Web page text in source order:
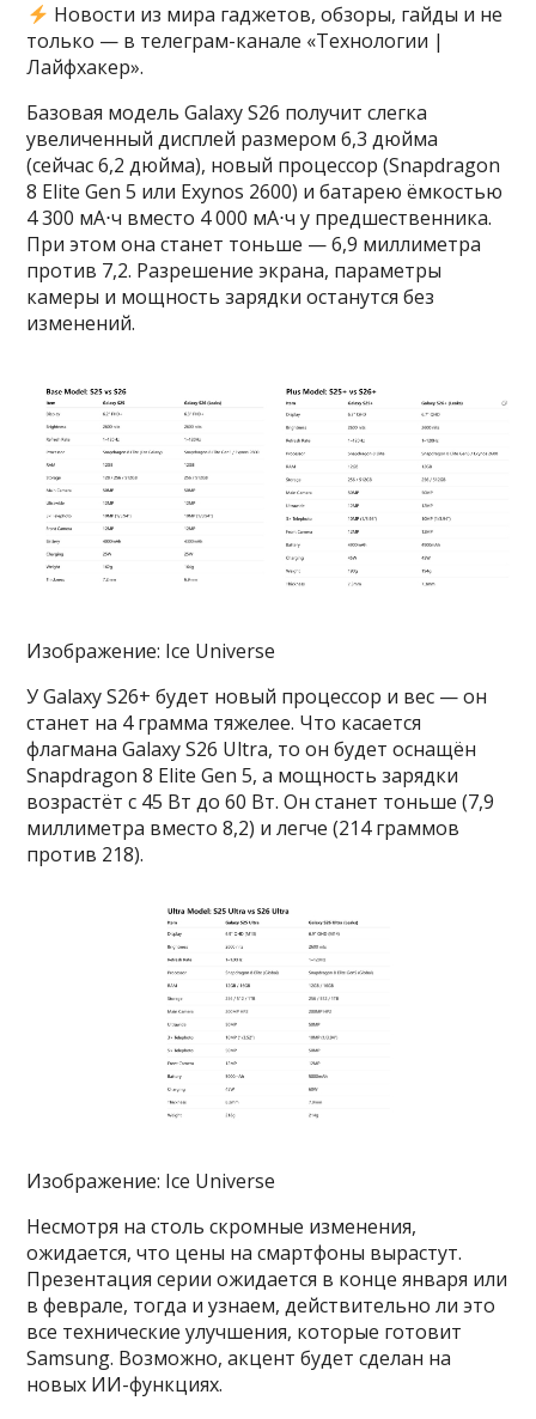
Новости из мира гаджетов, обзоры, гайды и не
только — в телеграм-канале «Технологии |
Лайфхакер».
Базовая модель Galaxy S26 получит слегка
увеличенный дисплей размером 6,3 дюйма
(сейчас 6,2 дюйма), новый процессор (Snapdragon
8 Elite Gen 5 или Exynos 2600) и батарею ёмкостью
4 300 мА⋅ч вместо 4 000 мА⋅ч у предшественника.
При этом она станет тоньше — 6,9 миллиметра
против 7,2. Разрешение экрана, параметры
камеры и мощность зарядки останутся без
изменений.
Изображение: Ice Universe
У Galaxy S26+ будет новый процессор и вес — он
станет на 4 грамма тяжелее. Что касается
флагмана Galaxy S26 Ultra, то он будет оснащён
Snapdragon 8 Elite Gen 5, а мощность зарядки
возрастёт с 45 Вт до 60 Вт. Он станет тоньше (7,9
миллиметра вместо 8,2) и легче (214 граммов
против 218).
Изображение: Ice Universe
Несмотря на столь скромные изменения,
ожидается, что цены на смартфоны вырастут.
Презентация серии ожидается в конце января или
в феврале, тогда и узнаем, действительно ли это
все технические улучшения, которые готовит
Samsung. Возможно, акцент будет сделан на
новых ИИ-функциях.